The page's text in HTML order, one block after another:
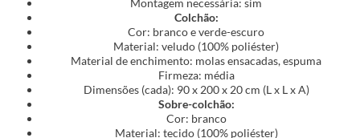
Colchão:
Cor: branco e verde-escuro
Material: veludo (100% poliéster)
Material de enchimento: molas ensacadas, espuma
Firmeza: média
Dimensões (cada): 90 x 200 x 20 cm (L x L x A)
Sobre-colchão:
Cor: branco
Material: tecido (100% poliéster)